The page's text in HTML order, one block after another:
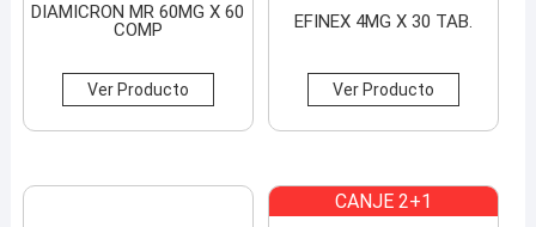
DIAMICRON MR 60MG X 60
COMP
Ver Producto
EFINEX 4MG X 30 TAB.
Ver Producto
CANJE 2+1